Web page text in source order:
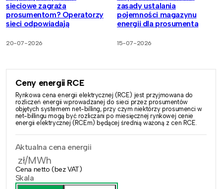
sieciowe zagraża
prosumentom? Operatorzy
sieci odpowiadają
20-07-2026
zasady ustalania
pojemności magazynu
energii dla prosumenta
15-07-2026
Ceny energii RCE
Rynkowa cena energii elektrycznej (RCE) jest przyjmowana do
rozliczeń energii wprowadzanej do sieci przez prosumentów
objętych systemem net-billing, przy czym niektórzy prosumenci w
net-billingu mogą być rozliczani po miesięcznej rynkowej cenie
energii elektrycznej (RCEm) będącej średnią ważoną z cen RCE.
Aktualna cena energii
zł/MWh
Cena netto (bez VAT)
Skala